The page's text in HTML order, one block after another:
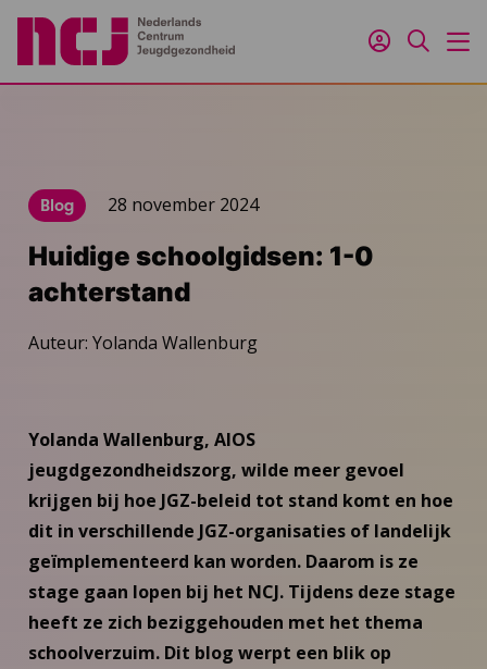
Inloggen
Zoeken
Blog 28 november 2024
Huidige schoolgidsen: 1-0
achterstand
Auteur: Yolanda Wallenburg
Yolanda Wallenburg, AIOS
jeugdgezondheidszorg, wilde meer gevoel
krijgen bij hoe JGZ-beleid tot stand komt en hoe
dit in verschillende JGZ-organisaties of landelijk
geïmplementeerd kan worden. Daarom is ze
stage gaan lopen bij het NCJ. Tijdens deze stage
heeft ze zich beziggehouden met het thema
schoolverzuim. Dit blog werpt een blik op